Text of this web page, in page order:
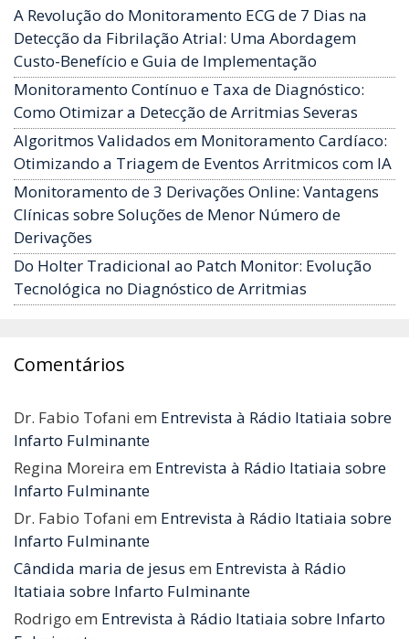
A Revolução do Monitoramento ECG de 7 Dias na
Detecção da Fibrilação Atrial: Uma Abordagem
Custo-Benefício e Guia de Implementação
Monitoramento Contínuo e Taxa de Diagnóstico:
Como Otimizar a Detecção de Arritmias Severas
Algoritmos Validados em Monitoramento Cardíaco:
Otimizando a Triagem de Eventos Arritmicos com IA
Monitoramento de 3 Derivações Online: Vantagens
Clínicas sobre Soluções de Menor Número de
Derivações
Do Holter Tradicional ao Patch Monitor: Evolução
Tecnológica no Diagnóstico de Arritmias
Comentários
Dr. Fabio Tofani em Entrevista à Rádio Itatiaia sobre
Infarto Fulminante
Regina Moreira em Entrevista à Rádio Itatiaia sobre
Infarto Fulminante
Dr. Fabio Tofani em Entrevista à Rádio Itatiaia sobre
Infarto Fulminante
Cândida maria de jesus em Entrevista à Rádio
Itatiaia sobre Infarto Fulminante
Rodrigo em Entrevista à Rádio Itatiaia sobre Infarto